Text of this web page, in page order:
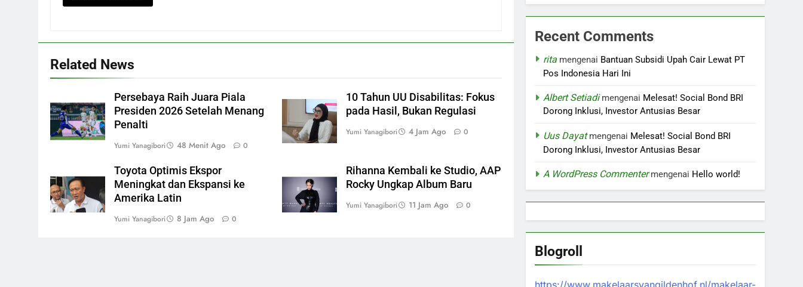
Related News
Persebaya Raih Juara Piala
Presiden 2026 Setelah Menang
Penalti
Yumi Yanagibori 48 Menit Ago 0
10 Tahun UU Disabilitas: Fokus
pada Hasil, Bukan Regulasi
Yumi Yanagibori 4 Jam Ago 0
Toyota Optimis Ekspor
Meningkat dan Ekspansi ke
Amerika Latin
Yumi Yanagibori 8 Jam Ago 0
Rihanna Kembali ke Studio, AAP
Rocky Ungkap Album Baru
Yumi Yanagibori 11 Jam Ago 0
Recent Comments
rita mengenai Bantuan Subsidi Upah Cair Lewat PT
Pos Indonesia Hari Ini
Albert Setiadimengenai Melesat! Social Bond BRI
Dorong Inklusi, Investor Antusias Besar
Uus Dayatmengenai Melesat! Social Bond BRI
Dorong Inklusi, Investor Antusias Besar
A WordPress Commentermengenai Hello world!
Blogroll
https://www.makelaarsvangildenhof.nl/makelaar-